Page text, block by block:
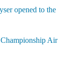
opened to the
Air